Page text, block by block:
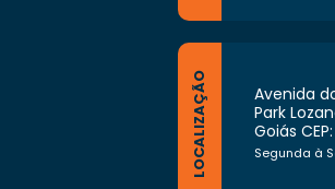
LOCALIZAÇÃO
Avenida
Park
Goiás
Segunda à